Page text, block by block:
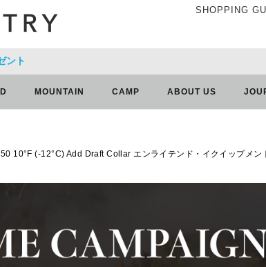
SHOPPING
ント
MOUNTAIN CAMP ABOUT US
10°F (-12°C) Add Draft Collar エンライテンド・イクイップメン